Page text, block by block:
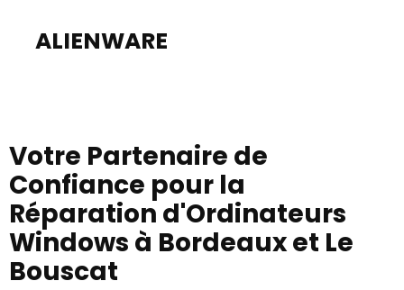
ALIENWARE
Votre Partenaire de
Confiance pour la
Réparation d'Ordinateurs
Windows à Bordeaux et Le
Bouscat